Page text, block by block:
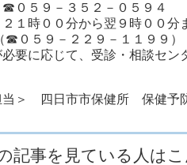
－３５２－０５９４
時００分から翌９時００分
９－２２９－１１９９）
応じて、受診・相談センタ
当＞ 四日市市保健所 保健
記事を見ている人は